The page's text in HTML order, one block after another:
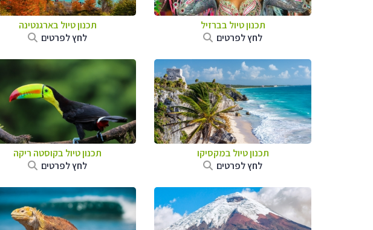
תכנון טיול בברזיל
לחץ לפרטים
תכנון טיול בארגנטינה
לחץ לפרטים
תכנון טיול במקסיקו
לחץ לפרטים
תכנון טיול בקוסטה ריקה
לחץ לפרטים